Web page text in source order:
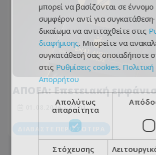
ΑΠΟΕΛ: Επετειακή
01.08.2026 - 22:01
ΔΙΑΒΆΣΤΕ ΠΕΡΙΣΣΌΤΕΡΑ
μπορεί να βασίζονται σε έννομο
συμφέρον αντί για συγκατάθεση·
δικαίωμα να αντιταχθείτε στις
διαφήμισης. Μπορείτε να
συγκατάθεσή σας οποιαδήποτε
στις Ρυθμίσεις cookies. Πολιτική
Απορρήτου
Απολύτως
απαραίτητα
Στόχευσης